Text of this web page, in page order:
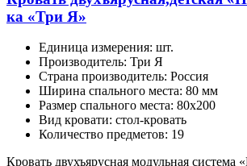
ка «Три Я»
Единица измерения: шт.
Производитель: Три Я
Страна производитель: Россия
Ширина спального места: 80 мм
Размер спального места: 80х200
Вид кровати: стол-кровать
Количество предметов: 19
Кровать двухъярусная модульная система